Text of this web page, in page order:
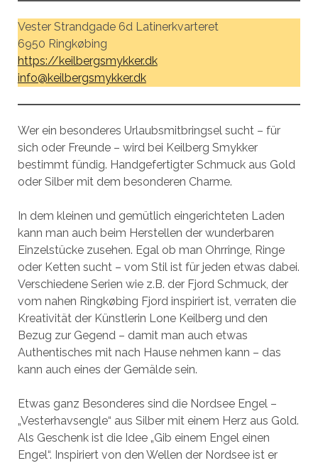
Vester Strandgade 6d Latinerkvarteret
6950 Ringkøbing
https://keilbergsmykker.dk
info@keilbergsmykker.dk
Wer ein besonderes Urlaubsmitbringsel sucht – für
sich oder Freunde – wird bei Keilberg Smykker
bestimmt fündig. Handgefertigter Schmuck aus Gold
oder Silber mit dem besonderen Charme.
In dem kleinen und gemütlich eingerichteten Laden
kann man auch beim Herstellen der wunderbaren
Einzelstücke zusehen. Egal ob man Ohrringe, Ringe
oder Ketten sucht – vom Stil ist für jeden etwas dabei.
Verschiedene Serien wie z.B. der Fjord Schmuck, der
vom nahen Ringkøbing Fjord inspiriert ist, verraten die
Kreativität der Künstlerin Lone Keilberg und den
Bezug zur Gegend – damit man auch etwas
Authentisches mit nach Hause nehmen kann – das
kann auch eines der Gemälde sein.
Etwas ganz Besonderes sind die Nordsee Engel –
„Vesterhavsengle“ aus Silber mit einem Herz aus Gold.
Als Geschenk ist die Idee „Gib einem Engel einen
Engel“. Inspiriert von den Wellen der Nordsee ist er